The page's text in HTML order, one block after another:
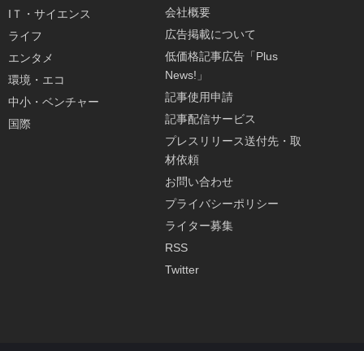
IＴ・サイエンス
ライフ
エンタメ
環境・エコ
中小・ベンチャー
国際
会社概要
広告掲載について
低価格記事広告「Plus
News!」
記事使用申請
記事配信サービス
プレスリリース送付先・取
材依頼
お問い合わせ
プライバシーポリシー
ライター募集
RSS
Twitter